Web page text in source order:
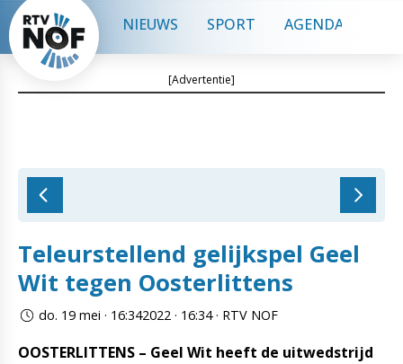
NIEUWS SPORT AGENDA
[Advertentie]
Teleurstellend gelijkspel Geel
Wit tegen Oosterlittens
do. 19 mei · 16:342022 · 16:34 · RTV NOF
OOSTERLITTENS – Geel Wit heeft de uitwedstrijd